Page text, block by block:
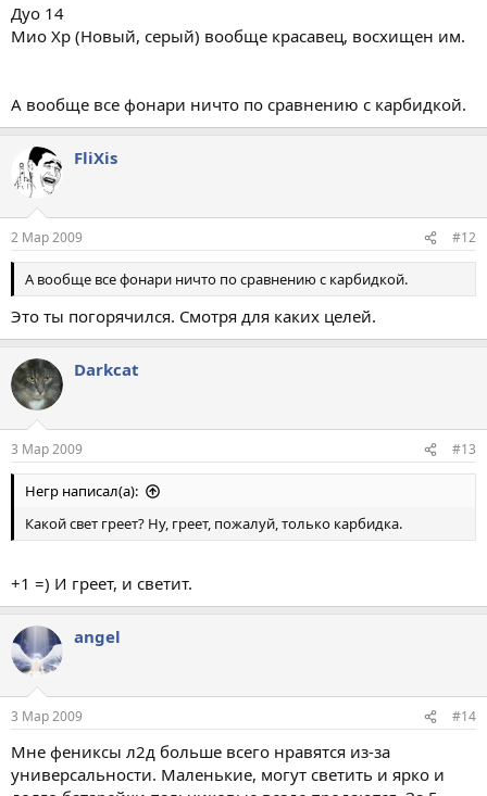
Дуо 14
Мио Хр (Новый, серый) вообще красавец, восхищен им.
А вообще все фонари ничто по сравнению с карбидкой.
FliXis
2 Мар 2009 #12
А вообще все фонари ничто по сравнению с карбидкой.
Это ты погорячился. Смотря для каких целей.
Darkcat
3 Мар 2009 #13
Негр написал(а):
Какой свет греет? Ну, греет, пожалуй, только карбидка.
+1 =) И греет, и светит.
angel
3 Мар 2009 #14
Мне фениксы л2д больше всего нравятся из-за
универсальности. Маленькие, могут светить и ярко и